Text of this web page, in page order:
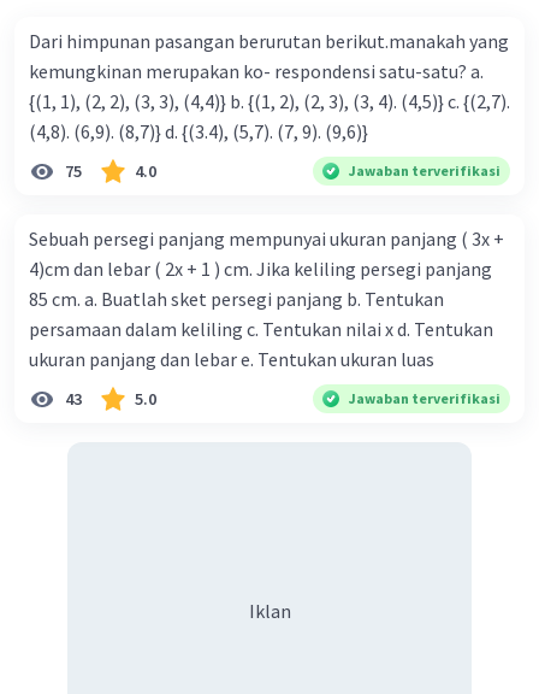
Dari himpunan pasangan berurutan berikut.manakah yang
kemungkinan merupakan ko- respondensi satu-satu? a.
{(1, 1), (2, 2), (3, 3), (4,4)} b. {(1, 2), (2, 3), (3, 4). (4,5)} c. {(2,7).
(4,8). (6,9). (8,7)} d. {(3.4), (5,7). (7, 9). (9,6)}
75 4.0 Jawaban terverifikasi
Sebuah persegi panjang mempunyai ukuran panjang ( 3x +
4)cm dan lebar ( 2x + 1 ) cm. Jika keliling persegi panjang
85 cm. a. Buatlah sket persegi panjang b. Tentukan
persamaan dalam keliling c. Tentukan nilai x d. Tentukan
ukuran panjang dan lebar e. Tentukan ukuran luas
43 5.0 Jawaban terverifikasi
Iklan